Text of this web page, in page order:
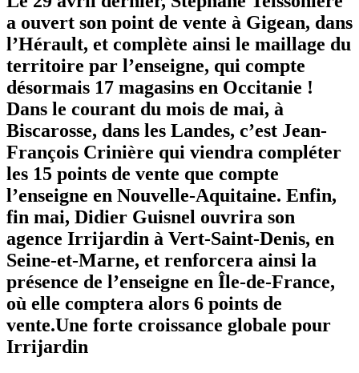
a ouvert son point de vente à Gigean, dans
l’Hérault, et complète ainsi le maillage du
territoire par l’enseigne, qui compte
désormais 17 magasins en Occitanie !
Dans le courant du mois de mai, à
Biscarosse, dans les Landes, c’est Jean-
François Crinière qui viendra compléter
les 15 points de vente que compte
l’enseigne en Nouvelle-Aquitaine. Enfin,
fin mai, Didier Guisnel ouvrira son
agence Irrijardin à Vert-Saint-Denis, en
Seine-et-Marne, et renforcera ainsi la
présence de l’enseigne en Île-de-France,
où elle comptera alors 6 points de
vente.Une forte croissance globale pour
Irrijardin